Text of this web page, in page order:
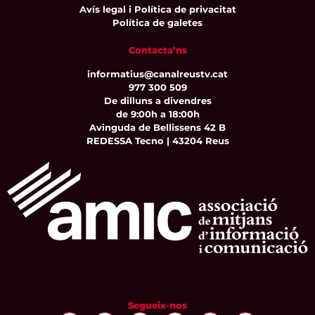
Avís legal i Política de privacitat
Política de galetes
Contacta’ns
informatius@canalreustv.cat
977 300 509
De dilluns a divendres
de 9:00h a 18:00h
Avinguda de Bellissens 42 B
REDESSA Tecno | 43204 Reus
Segueix-nos